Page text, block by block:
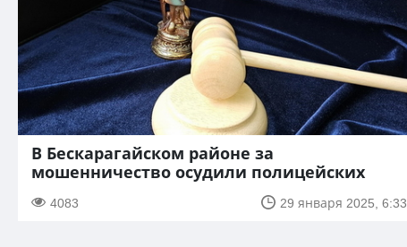
В Бескарагайском районе за
мошенничество осудили полицейских
4083 29 января 2025, 6:33